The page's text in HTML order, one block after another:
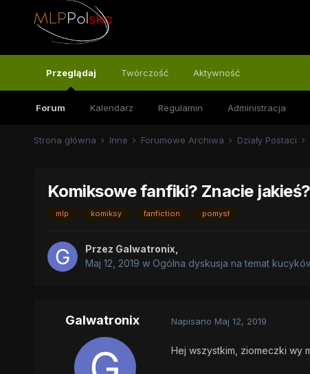
Przeglądaj
Forum Kalendarz Regulamin Administracja
Twórczość Aktywność
Strona główna Inne Forumowe Archiwa Działy Postaci
Komiksowe fanfiki? Znacie
mlp komiksy fanfiction pomysł
Przez Galwatronix
Maj 12, 2019 w Ogólna dyskusja na temat
Galwatronix Napisano Maj 12, 2019
Hej wszystkim, ziomeczki wy